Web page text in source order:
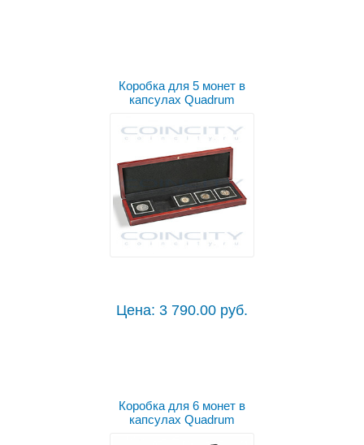
Коробка для 5 монет в
капсулах Quadrum
Цена: 3 790.00 руб.
Коробка для 6 монет в
капсулах Quadrum